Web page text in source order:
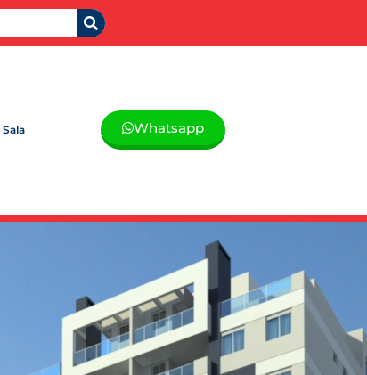
Sala Whatsapp